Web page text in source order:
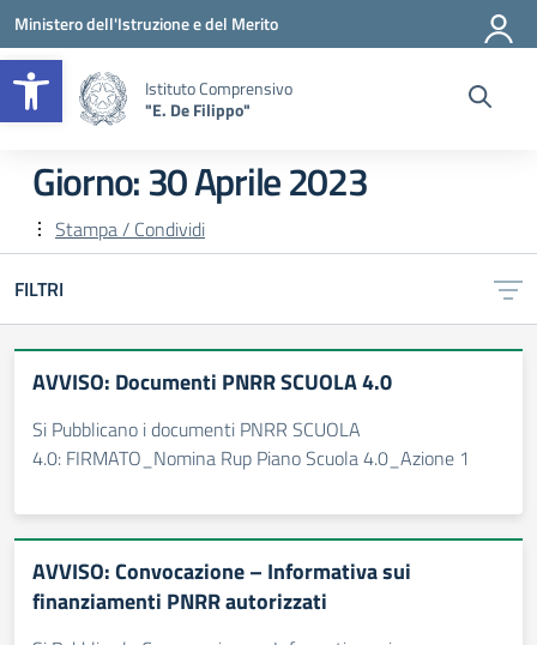
Apri la barra degli strumenti
Vai ai contenuti
Vai al menu di navigazione
Vai al footer
Ministero dell'Istruzione e del Merito
Istituto Comprensivo
"E. De Filippo"
Giorno:30 Aprile 2023
Stampa / Condividi
FILTRI
AVVISO: Documenti PNRR SCUOLA 4.0
Si Pubblicano i documenti PNRR SCUOLA
4.0: FIRMATO_Nomina Rup Piano Scuola 4.0_Azione 1
AVVISO: Convocazione – Informativa sui
finanziamenti PNRR autorizzati